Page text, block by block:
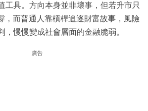
工具。方向本身並非壞事，但若升市只
，而普通人靠槓桿追逐財富故事，風險
，慢慢變成社會層面的金融脆弱。
廣告